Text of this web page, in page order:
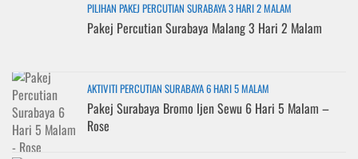
PILIHAN PAKEJ PERCUTIAN SURABAYA 3 HARI 2 MALAM
Pakej Percutian Surabaya Malang 3 Hari 2 Malam
AKTIVITI PERCUTIAN SURABAYA 6 HARI 5 MALAM
Pakej Surabaya Bromo Ijen Sewu 6 Hari 5 Malam –
Rose